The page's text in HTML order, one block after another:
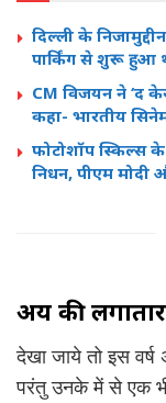
दिल्ली के
पार्किंग से शुरू हुआ
CM विजयन ने ‘द
कहा- भारतीय
फोटोशॉप स्किल्स
निधन, पीएम मोदी
अक्षय की
देखा जाये तो इस
परंतु उनके में से एक भी